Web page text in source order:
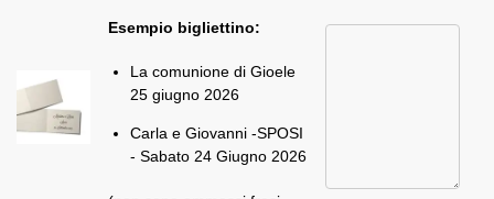
Esempio bigliettino:
La comunione di Gioele
25 giugno 2026
Carla e Giovanni -SPOSI
- Sabato 24 Giugno 2026